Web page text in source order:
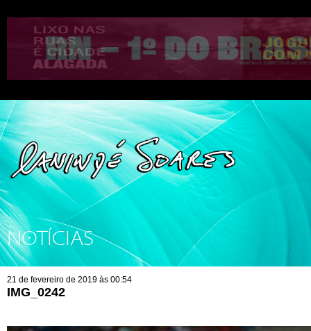
NOTÍCIAS
21 de fevereiro de 2019 às 00:54
IMG_0242